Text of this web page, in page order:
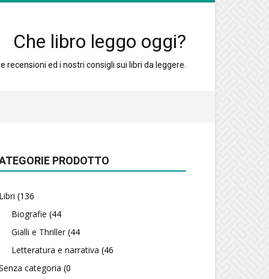
Che libro leggo oggi?
ed i nostri consigli sui libri da leggere.
PRODOTTO
Libri (136
Biografie (44
Gialli e Thriller (44
Letteratura e narrativa (46
categoria (0